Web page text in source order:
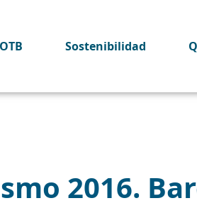
Sostenibilidad
2016.